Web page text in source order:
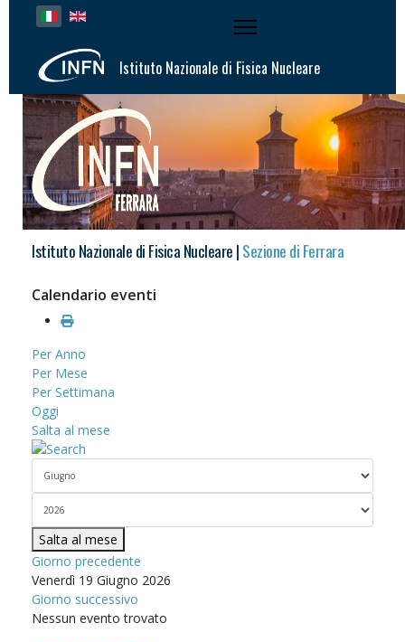
Seleziona la tua lingua
Istituto Nazionale di Fisica Nucleare
Istituto Nazionale di Fisica Nucleare |Sezione di Ferrara
Calendario eventi
Per Anno
Per Mese
Per Settimana
Oggi
Salta al mese
Salta al mese
Giorno precedente
Venerdì 19 Giugno 2026
Giorno successivo
Nessun evento trovato